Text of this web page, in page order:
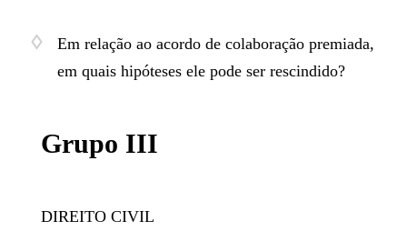
Em relação ao acordo de colaboração premiada,
em quais hipóteses ele pode ser rescindido?
​Grupo III
DIREITO CIVIL